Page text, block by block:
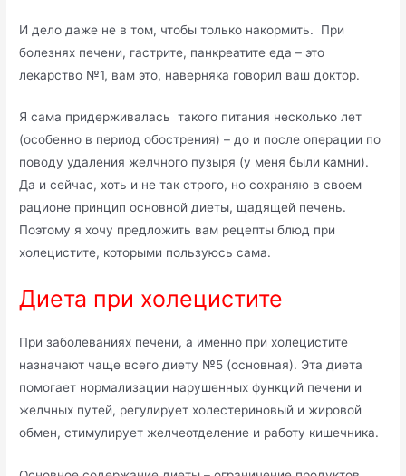
И дело даже не в том, чтобы только накормить. При
болезнях печени, гастрите, панкреатите еда – это
лекарство №1, вам это, наверняка говорил ваш доктор.
Я сама придерживалась такого питания несколько лет
(особенно в период обострения) – до и после операции по
поводу удаления желчного пузыря (у меня были камни).
Да и сейчас, хоть и не так строго, но сохраняю в своем
рационе принцип основной диеты, щадящей печень.
Поэтому я хочу предложить вам рецепты блюд при
холецистите, которыми пользуюсь сама.
Диета при холецистите
При заболеваниях печени, а именно при холецистите
назначают чаще всего диету №5 (основная). Эта диета
помогает нормализации нарушенных функций печени и
желчных путей, регулирует холестериновый и жировой
обмен, стимулирует желчеотделение и работу кишечника.